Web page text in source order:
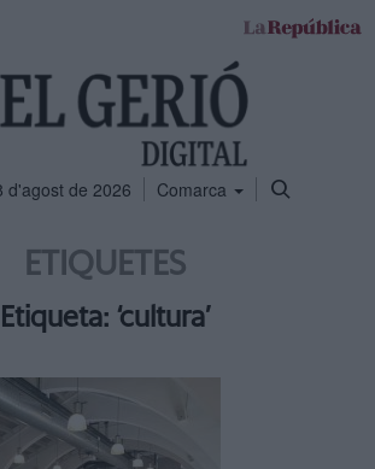
d'agost de 2026 Comarca
ETIQUETES
Etiqueta: ‘cultura’